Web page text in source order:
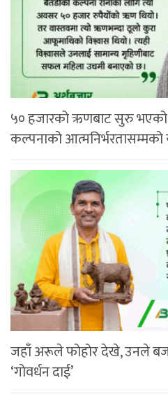
५० हजारको ऋणबाट सुरु
कल्पनाको आत्मनिर्भरतासम्मको
जहाँ अरूले फोहोर देखे, उनले
‘गोवर्धन दाई’